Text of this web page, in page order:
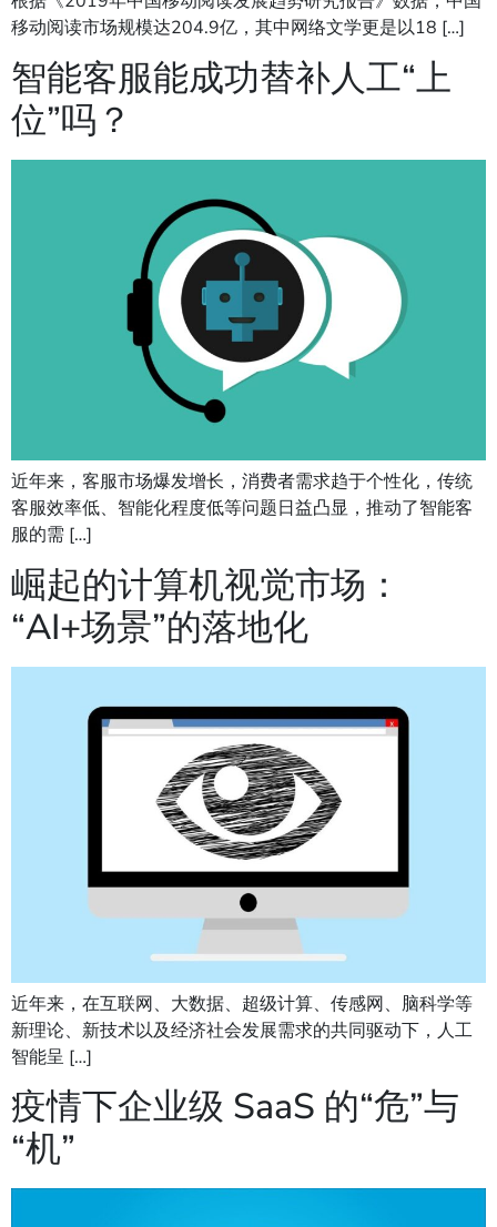
移动阅读市场规模达204.9亿，其中网络文学更是以18 […]
智能客服能成功替补人工“上
位”吗？
近年来，客服市场爆发增长，消费者需求趋于个性化，传统
客服效率低、智能化程度低等问题日益凸显，推动了智能客
服的需 […]
崛起的计算机视觉市场：
“AI+场景”的落地化
近年来，在互联网、大数据、超级计算、传感网、脑科学等
新理论、新技术以及经济社会发展需求的共同驱动下，人工
智能呈 […]
疫情下企业级 SaaS 的“危”与
“机”